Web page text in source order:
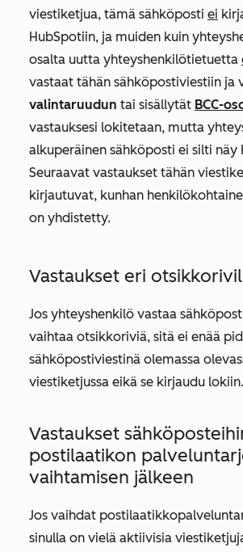
viestiketjua, tämä sähköposti ei
HubSpotiin, ja muiden kuin
osalta uutta yhteyshenkilötietuetta
vastaat tähän sähköpostiviestiin ja
valintaruudun tai sisällytät BCC-
vastauksesi lokitetaan, mutta
alkuperäinen sähköposti ei silti näy
Seuraavat vastaukset tähän
kirjautuvat, kunhan
on yhdistetty.
Vastaukset eri
Jos yhteyshenkilö vastaa
vaihtaa otsikkoriviä, sitä ei enää
sähköpostiviestinä olemassa
viestiketjussa eikä se kirjaudu lokiin.
Vastaukset
postilaatikon
vaihtamisen jälkeen
Jos vaihdat
sinulla on vielä aktiivisia